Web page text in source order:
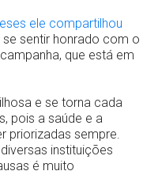
ele compartilhou
se sentir honrado com o
que está em
e se torna cada
pois a saúde e a
priorizadas sempre.
instituições
é muito